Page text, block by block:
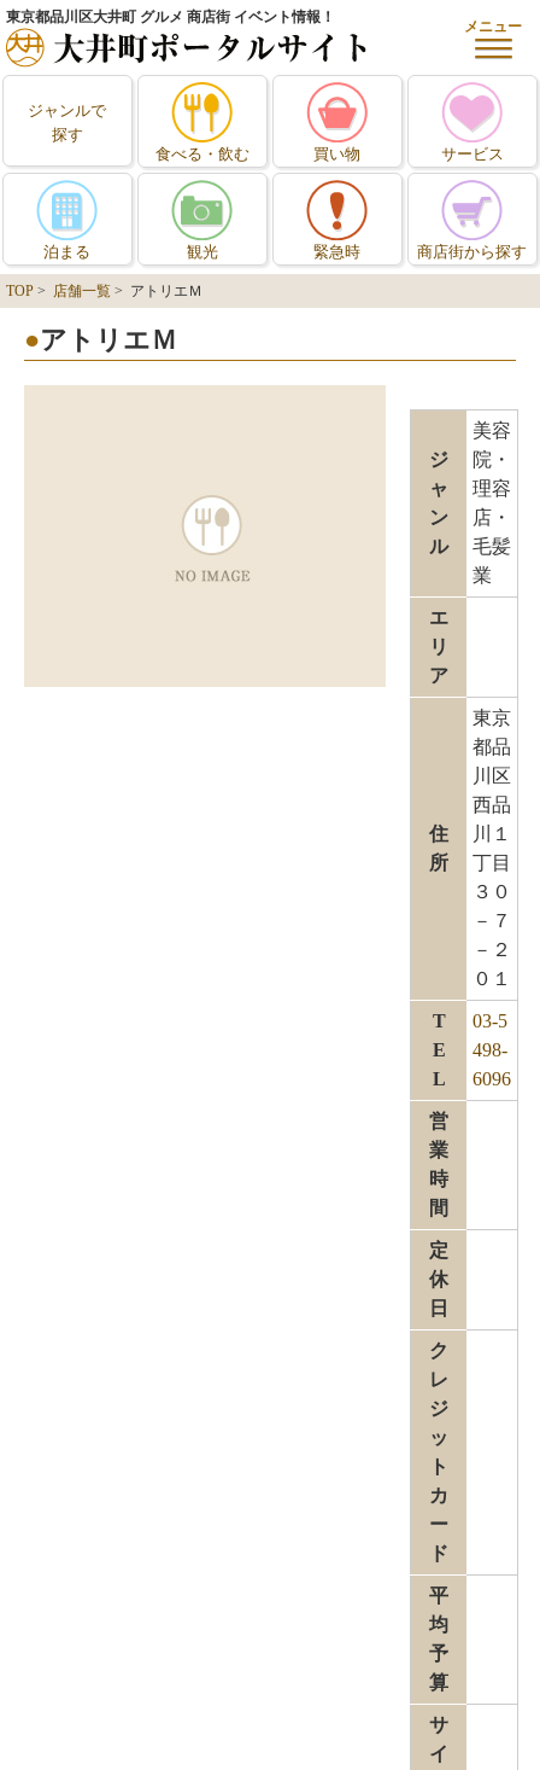
東京都品川区大井町 グルメ 商店街 イベント情報！
メニュー
ジャンルで
探す
食べる・飲む
買い物 サービス
泊まる 観光 緊急時 商店街から探す
TOP > 店舗一覧 > アトリエＭ
アトリエＭ
ジ
ャ
ン
ル
美容
院・
理容
店・
毛髪
業
エ
リ
ア
住
所
東京
都品
川区
西品
川１
丁目
３０
－７
－２
０１
T
E
L
03-5
498-
6096
営
業
時
間
定
休
日
ク
レ
ジ
ッ
ト
カ
ー
ド
平
均
予
算
サ
イ